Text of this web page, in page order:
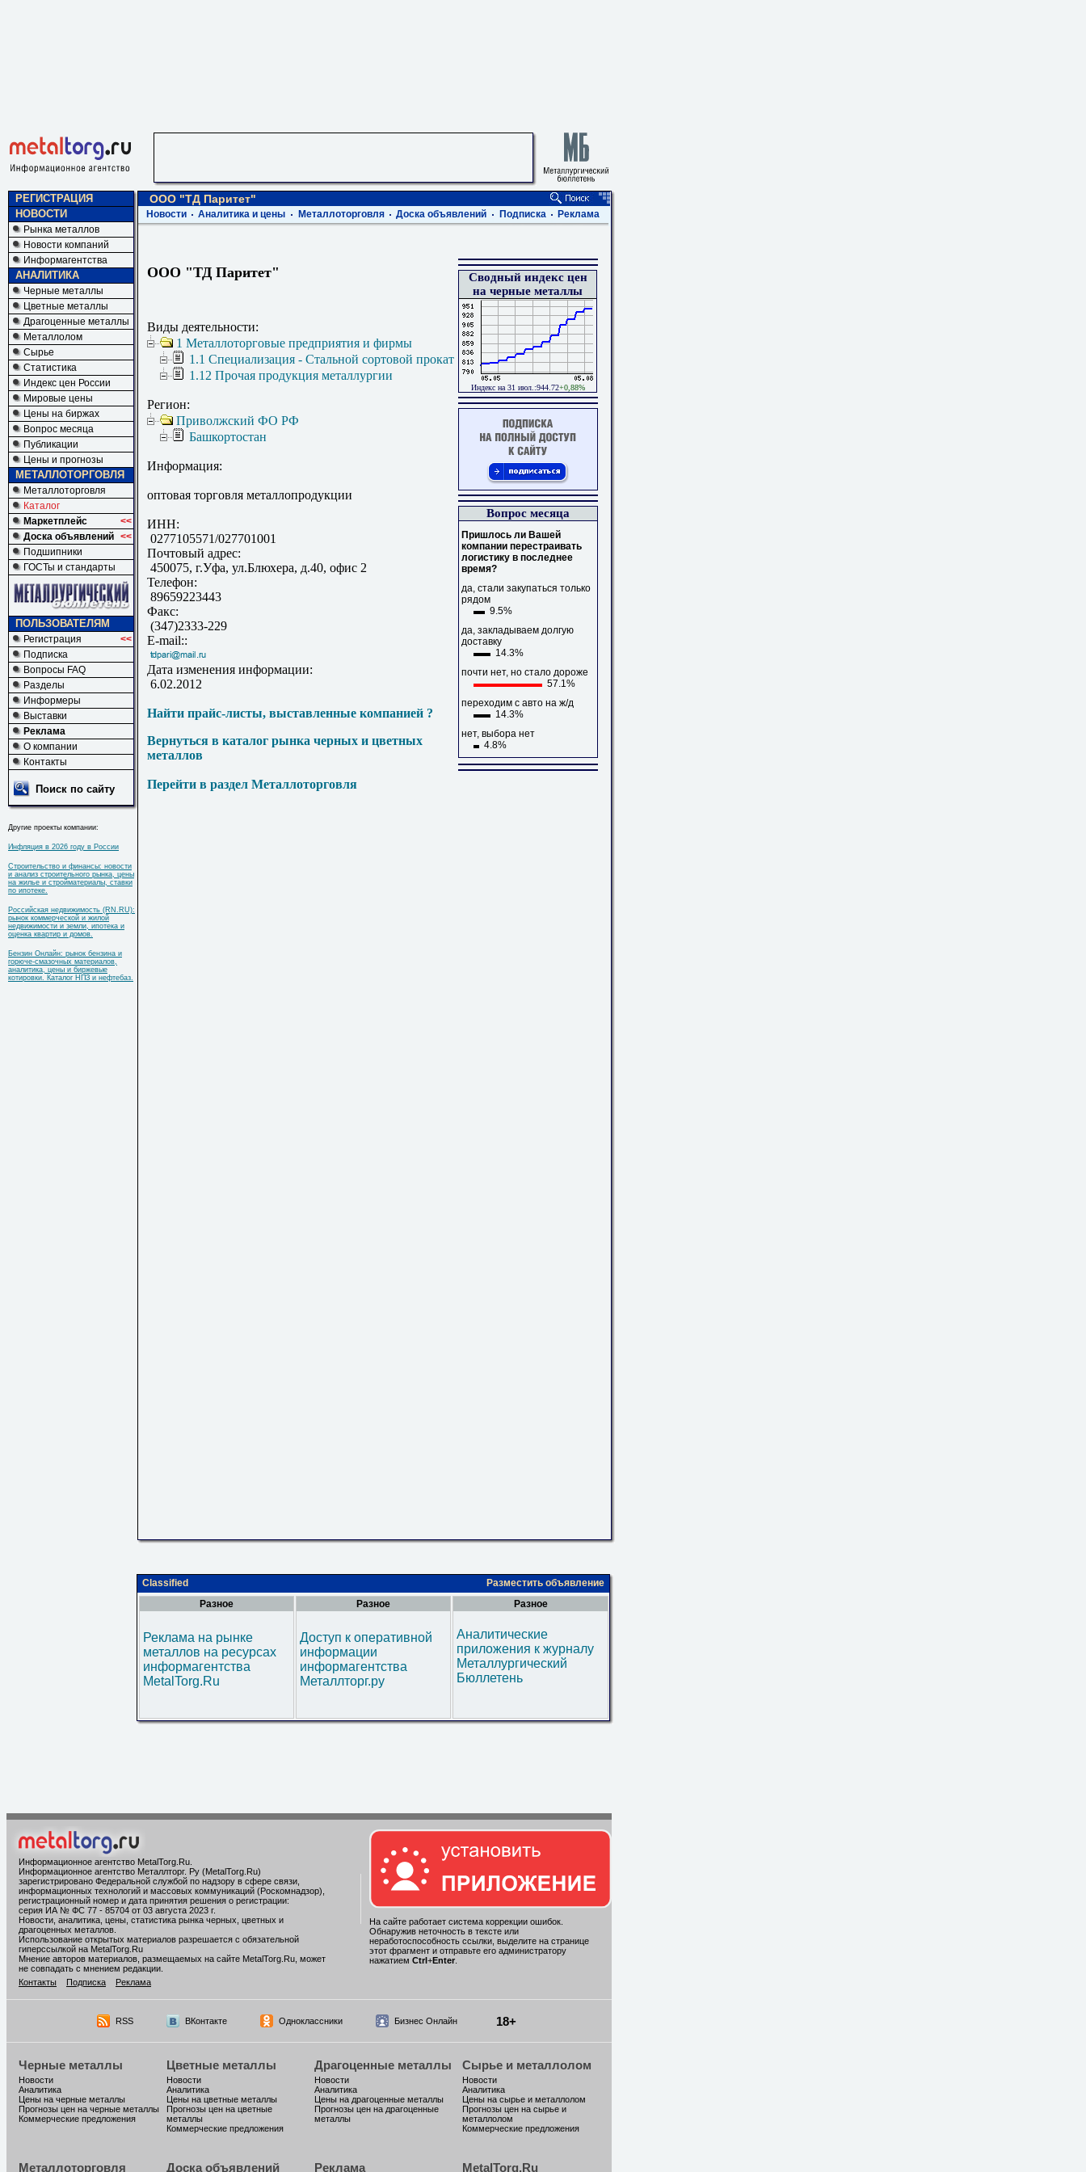
РЕГИСТРАЦИЯ
НОВОСТИ
Рынка металлов
Новости компаний
Информагентства
АНАЛИТИКА
Черные металлы
Цветные металлы
Драгоценные металлы
Металлолом
Сырье
Статистика
Индекс цен России
Мировые цены
Цены на биржах
Вопрос месяца
Публикации
Цены и прогнозы
МЕТАЛЛОТОРГОВЛЯ
Металлоторговля
Каталог
Маркетплейс
<<
Доска объявлений <<
Подшипники
ГОСТы и стандарты
ПОЛЬЗОВАТЕЛЯМ
Регистрация
<<
Подписка
Вопросы FAQ
Разделы
Информеры
Выставки
Реклама
О компании
Контакты
Поиск по сайту
Другие проекты компании:
Инфляция в 2026 году в России
Строительство и финансы: новости
и анализ строительного рынка, цены
на жилье и стройматериалы, ставки
по ипотеке.
Российская недвижимость (RN.RU):
рынок коммерческой и жилой
недвижимости и земли, ипотека и
оценка квартир и домов.
Бензин Онлайн: рынок бензина и
горюче-смазочных материалов,
аналитика, цены и биржевые
котировки. Каталог НПЗ и нефтебаз.
ООО "ТД Паритет"
Новости Аналитика и цены Металлоторговля Доска объявлений Подписка Реклама
ООО "ТД Паритет"
Виды деятельности:
1 Металлоторговые предприятия и фирмы
1.1 Специализация - Стальной сортовой прокат
1.12 Прочая продукция металлургии
Регион:
Приволжский ФО РФ
Башкортостан
Информация:
оптовая торговля металлопродукции
ИНН:
0277105571/027701001
Почтовый адрес:
450075, г.Уфа, ул.Блюхера, д.40, офис 2
Телефон:
89659223443
Факс:
(347)2333-229
E-mail::
Дата изменения информации:
6.02.2012
Найти прайс-листы, выставленные компанией ?
Вернуться в каталог рынка черных и цветных
металлов
Перейти в раздел Металлоторговля
Сводный индекс цен
на черные металлы
Индекс на 31 июл.:944.72+0,88%
Вопрос месяца
Пришлось ли Вашей
компании перестраивать
логистику в последнее
время?
да, стали закупаться только
рядом
9.5%
да, закладываем долгую
доставку
14.3%
почти нет, но стало дороже
57.1%
переходим с авто на ж/д
14.3%
нет, выбора нет
4.8%
Classified
Разместить объявление
Разное
Реклама на рынке
металлов на ресурсах
информагентства
MetalTorg.Ru
Разное
Доступ к оперативной
информации
информагентства
Металлторг.ру
Разное
Аналитические
приложения к журналу
Металлургический
Бюллетень
Информационное агентство MetalTorg.Ru
Информационное агентство Металлторг. Ру (MetalTorg.Ru)
зарегистрировано Федеральной службой по надзору в сфере связи,
информационных технологий и массовых коммуникаций (Роскомнадзор),
регистрационный номер и дата принятия решения о регистрации:
серия ИА № ФС 77 - 85704 от 03 августа 2023 г.
Новости, аналитика, цены, статистика рынка черных, цветных и
драгоценных металлов.
Использование открытых материалов разрешается с обязательной
гиперссылкой на MetalTorg.Ru
Мнение авторов материалов, размещаемых на сайте MetalTorg.Ru, может
не совпадать с мнением редакции.
Контакты
Подписка Реклама
На сайте работает система коррекции ошибок.
Обнаружив неточность в тексте или
неработоспособность ссылки, выделите на странице
этот фрагмент и отправьте его администратору
нажатием Ctrl +Enter.
RSS ВКонтакте Одноклассники Бизнес Онлайн 18+
Черные металлы
Новости
Аналитика
Цены на черные металлы
Прогнозы цен на черные металлы
Коммерческие предложения
Цветные металлы
Новости
Аналитика
Цены на цветные металлы
Прогнозы цен на цветные
металлы
Коммерческие предложения
Драгоценные металлы
Новости
Аналитика
Цены на драгоценные металлы
Прогнозы цен на драгоценные
металлы
Сырье и металлолом
Новости
Аналитика
Цены на сырье и металлолом
Прогнозы цен на сырье и
металлолом
Коммерческие предложения
Металлоторговля Доска объявлений Реклама MetalTorg.Ru